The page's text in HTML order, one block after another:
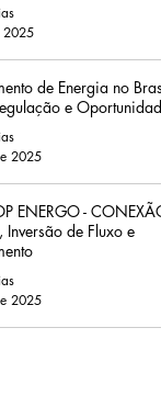
2025
de Energia no
e
2025
ENERGO -
Inversão de Fluxo e
2025